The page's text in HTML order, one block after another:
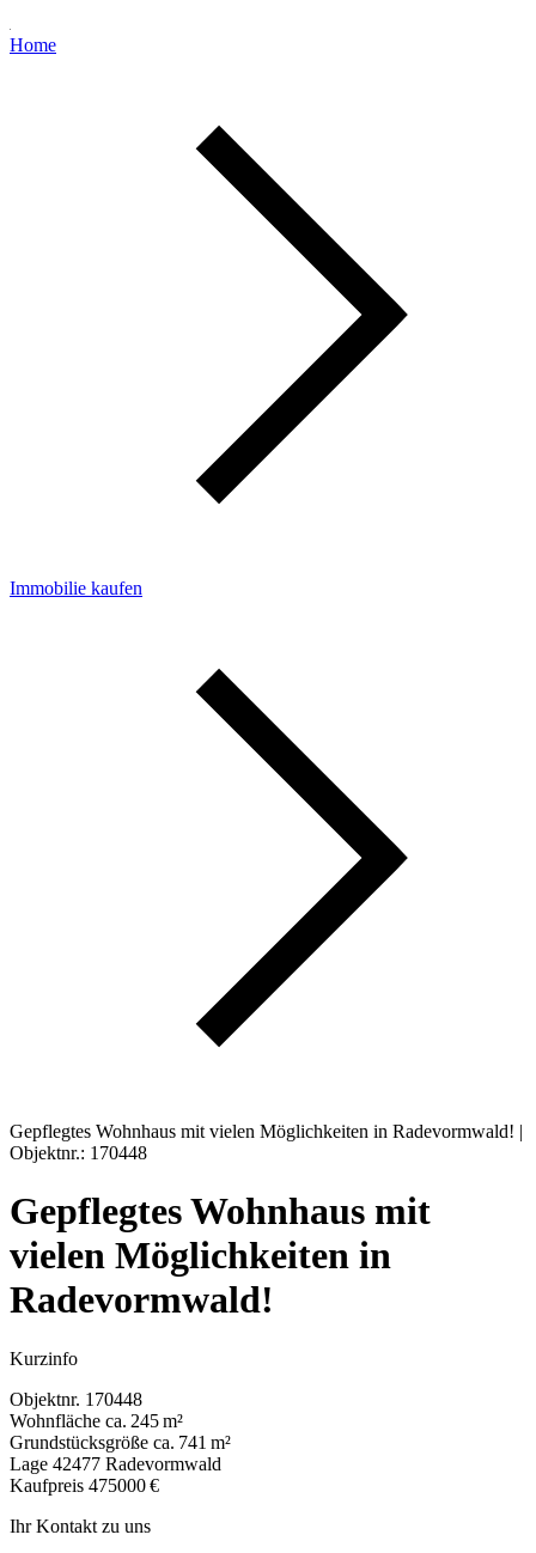
Home
Immobilie kaufen
Gepflegtes Wohnhaus mit vielen Möglichkeiten in Radevormwald! |
Objektnr.: 170448
Gepflegtes Wohnhaus mit
vielen Möglichkeiten in
Radevormwald!
Kurzinfo
Objektnr. 170448
Wohnfläche ca. 245 m²
Grundstücksgröße ca. 741 m²
Lage 42477 Radevormwald
Kaufpreis 475000 €
Ihr Kontakt zu uns